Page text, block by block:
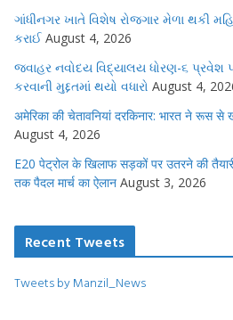
ગાંધીનગર ખાતે વિશેષ રોજગાર મેળા થકી
કરાઈ August 4, 2026
જવાહર નવોદય વિદ્યાલય ધોરણ-૬ પ્રવેશ
કરવાની મુદ્દતમાં થયો વધારો August 4,
अमेरिका की चेतावनियां दरकिनार: भारत ने रूस
August 4, 2026
E20 पेट्रोल के खिलाफ सड़कों पर उतरने की
तक पैदल मार्च का ऐलान August 3, 2026
Recent Tweets
Tweets by Manzil_News